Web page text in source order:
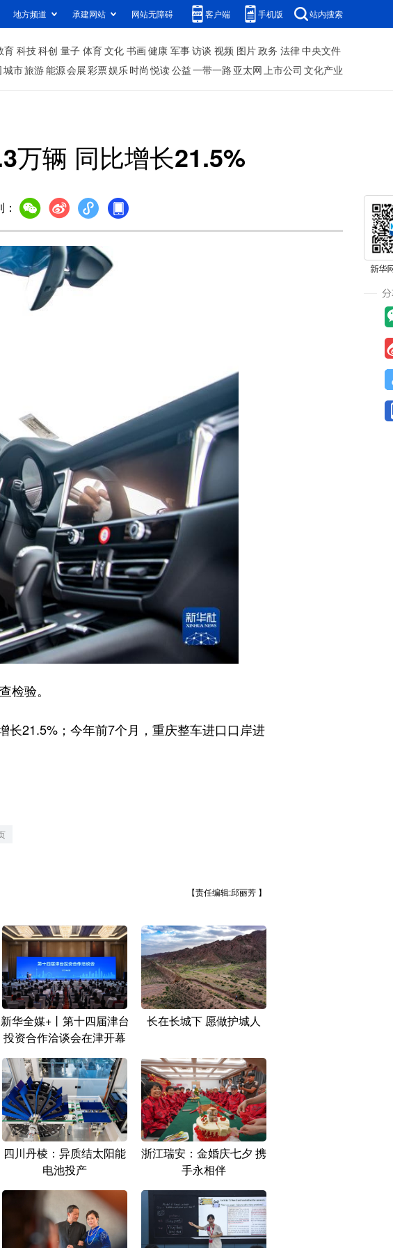
地方频道 承建网站 网站无障碍 客户端 手机版 站内搜索
育 科技科创 量子 体育文化 书画健康 军事访谈 视频 图片政务 法律中央文件
城市旅游能源会展彩票娱乐时尚 悦读公益一带一路 亚太网上市公司 文化产业
万辆 同比增长21.5%
验。
21.5%；今年前7个月，重庆整车进口口岸进
【责任编辑:邱丽芳 】
新华全媒+丨第十四届津台
投资合作洽谈会在津开幕
长在长城下 愿做护城人
四川丹棱：异质结太阳能
电池投产
浙江瑞安：金婚庆七夕 携
手永相伴